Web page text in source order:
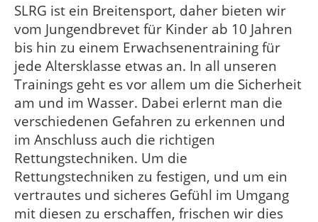
SLRG ist ein Breitensport, daher bieten wir
vom Jungendbrevet für Kinder ab 10 Jahren
bis hin zu einem Erwachsenentraining für
jede Altersklasse etwas an. In all unseren
Trainings geht es vor allem um die Sicherheit
am und im Wasser. Dabei erlernt man die
verschiedenen Gefahren zu erkennen und
im Anschluss auch die richtigen
Rettungstechniken. Um die
Rettungstechniken zu festigen, und um ein
vertrautes und sicheres Gefühl im Umgang
mit diesen zu erschaffen, frischen wir dies